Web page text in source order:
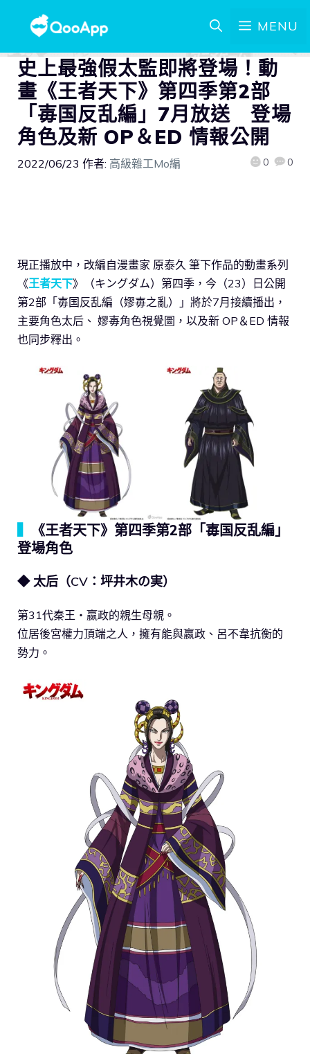
MENU
史上最強假太監即將登場！動
畫《王者天下》第四季第2部
「毐国反乱編」7月放送 登場
角色及新 OP＆ED 情報公開
2022/06/23 作者: 高級雜工Mo編 0 0
現正播放中，改編自漫畫家 原泰久 筆下作品的動畫系列
《王者天下》（キングダム）第四季，今（23）日公開
第2部「毐国反乱編（嫪毐之亂）」將於7月接續播出，
主要角色太后、 嫪毐角色視覺圖，以及新 OP＆ED 情報
也同步釋出。
《王者天下》第四季第2部「毐国反乱編」
登場角色
◆ 太后（CV：坪井木の実）
第31代秦王・嬴政的親生母親。
位居後宮權力頂端之人，擁有能與嬴政、呂不韋抗衡的
勢力。